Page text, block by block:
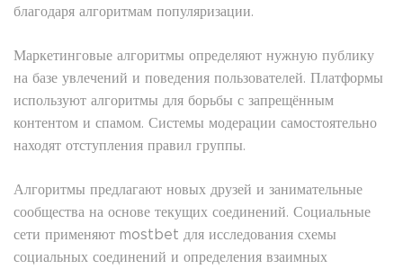
благодаря алгоритмам популяризации.
Маркетинговые алгоритмы определяют нужную публику
на базе увлечений и поведения пользователей. Платформы
используют алгоритмы для борьбы с запрещённым
контентом и спамом. Системы модерации самостоятельно
находят отступления правил группы.
Алгоритмы предлагают новых друзей и занимательные
сообщества на основе текущих соединений. Социальные
сети применяют mostbet для исследования схемы
социальных соединений и определения взаимных